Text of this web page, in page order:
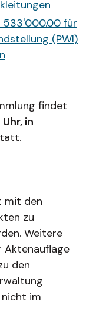
533'000.00 für
(PWI)
findet
in
mit den
zu
Weitere
Aktenauflage
den
nicht im